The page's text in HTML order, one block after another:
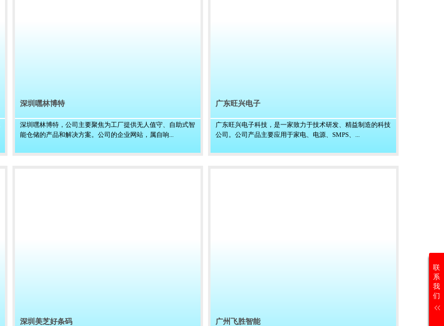
深圳嘿林博特
深圳嘿林博特，公司主要聚焦为工厂提供无人值守、自助式智
能仓储的产品和解决方案。公司的企业网站，属自响...
广东旺兴电子
广东旺兴电子科技，是一家致力于技术研发、精益制造的科技
公司。公司产品主要应用于家电、电源、SMPS、...
深圳美芝好条码 广州飞胜智能
联
系
我
们